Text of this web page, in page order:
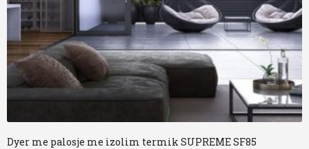
Dyer me palosje me izolim termik SUPREME SF85